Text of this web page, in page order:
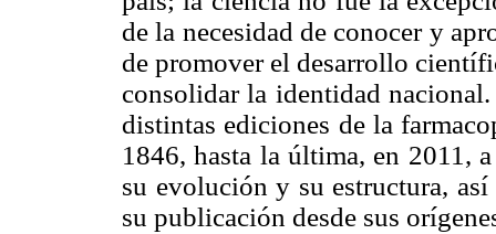
de la necesidad de conocer y
de promover el desarrollo
consolidar la identidad
distintas ediciones de la
1846, hasta la última, en 2011,
su evolución y su estructura,
su publicación desde sus